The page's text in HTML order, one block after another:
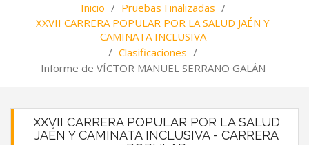
Inicio / Pruebas Finalizadas /
XXVII CARRERA POPULAR POR LA SALUD JAÉN Y
CAMINATA INCLUSIVA
/ Clasificaciones /
Informe de VÍCTOR MANUEL SERRANO GALÁN
XXVII CARRERA POPULAR POR LA SALUD
JAÉN Y CAMINATA INCLUSIVA - CARRERA